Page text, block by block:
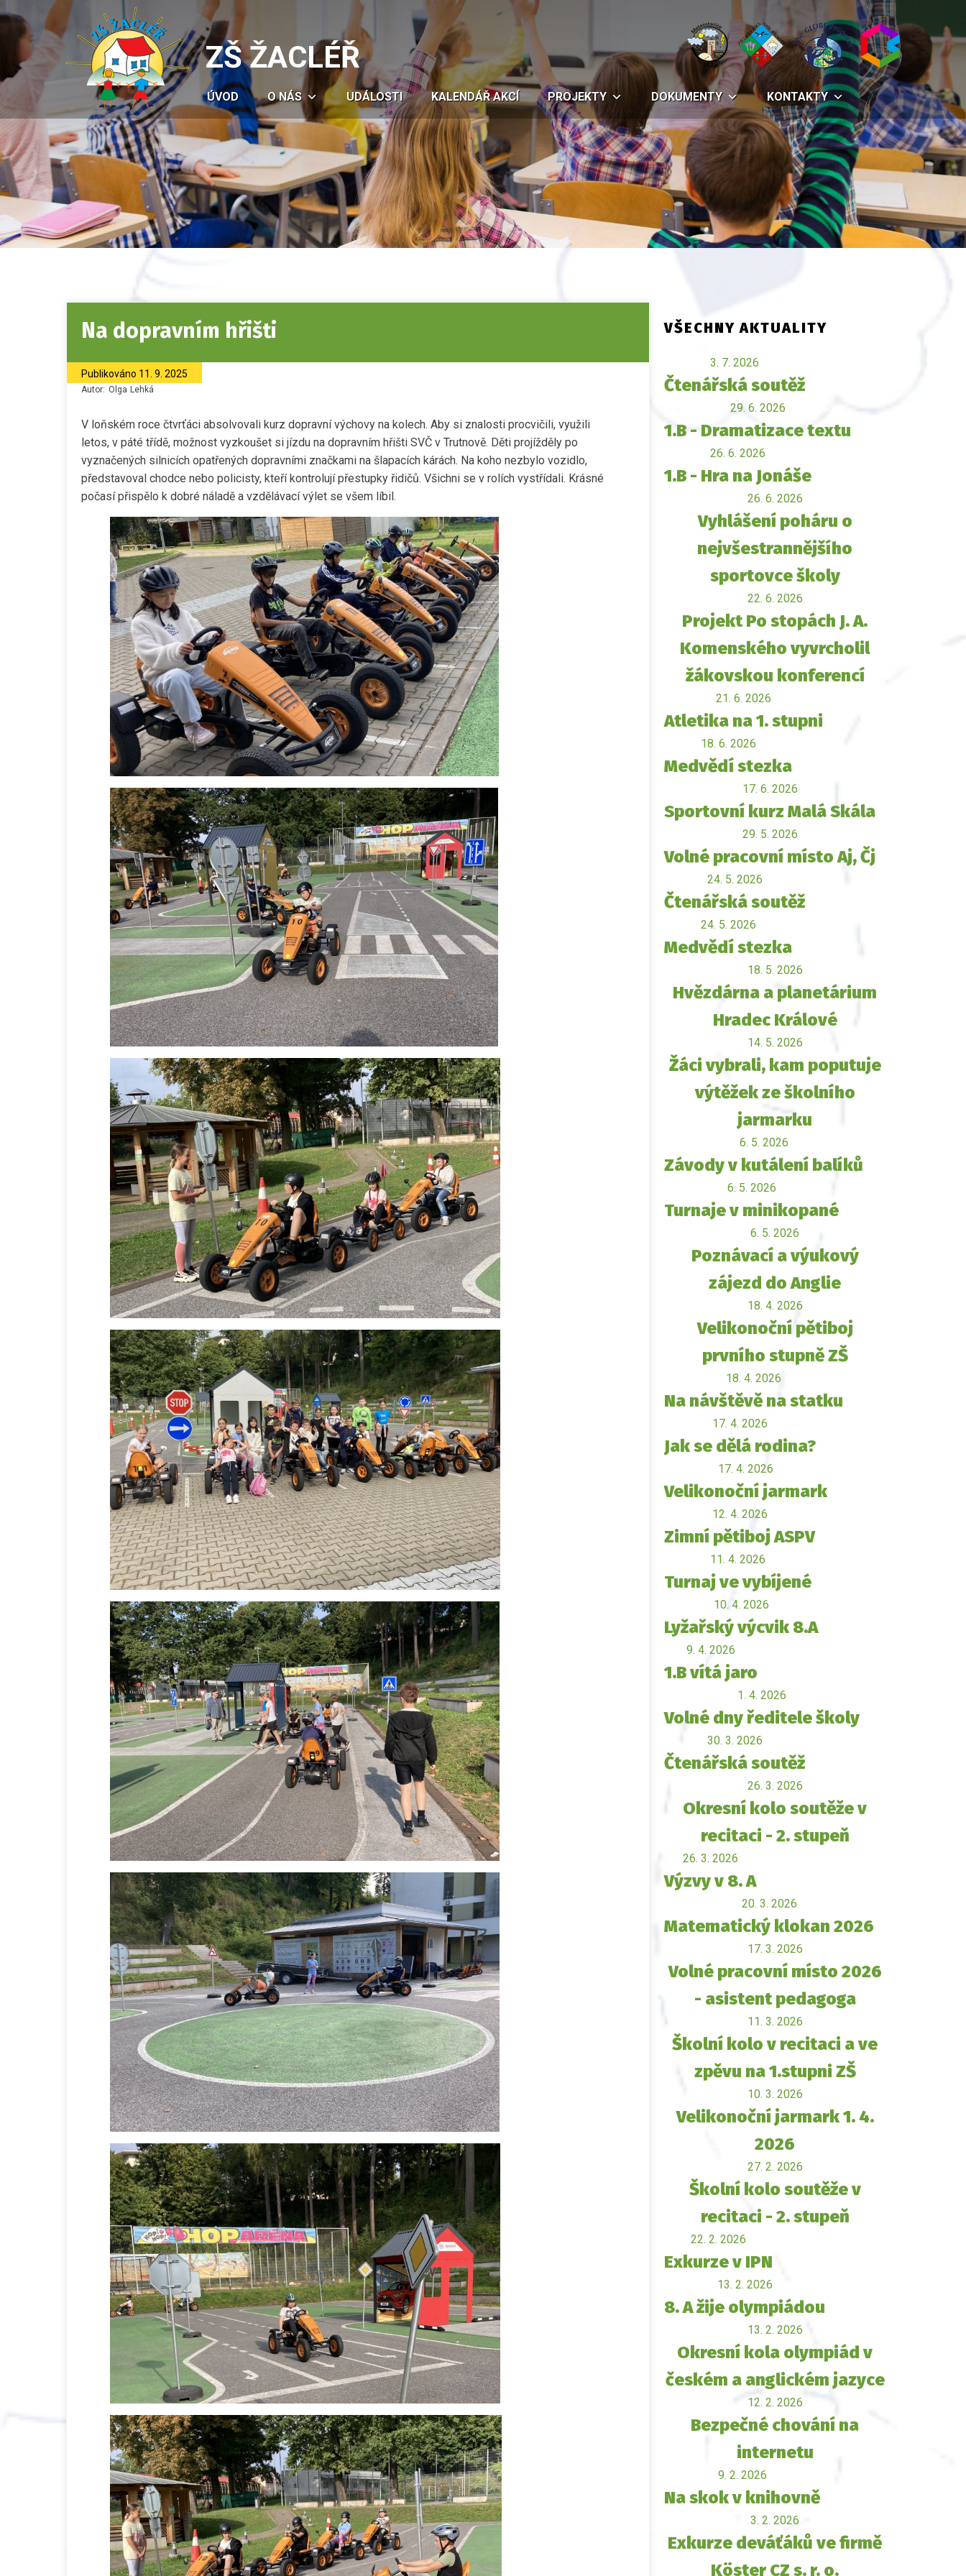
ZŠ ŽACLÉŘ
ÚVOD O NÁS UDÁLOSTI KALENDÁŘ AKCÍ PROJEKTY DOKUMENTY KONTAKTY
Na dopravním hřišti
Publikováno 11. 9. 2025
Autor: Olga Lehká
V loňském roce čtvrťáci absolvovali kurz dopravní výchovy na kolech. Aby si znalosti procvičili, využili
letos, v páté třídě, možnost vyzkoušet si jízdu na dopravním hřišti SVČ v Trutnově. Děti projížděly po
vyznačených silnicích opatřených dopravními značkami na šlapacích kárách. Na koho nezbylo vozidlo,
představoval chodce nebo policisty, kteří kontrolují přestupky řidičů. Všichni se v rolích vystřídali. Krásné
počasí přispělo k dobré náladě a vzdělávací výlet se všem líbil.
VŠECHNY AKTUALITY
3. 7. 2026
Čtenářská soutěž
29. 6. 2026
1.B - Dramatizace textu
26. 6. 2026
1.B - Hra na Jonáše
26. 6. 2026
Vyhlášení poháru o
nejvšestrannějšího
sportovce školy
22. 6. 2026
Projekt Po stopách J. A.
Komenského vyvrcholil
žákovskou konferencí
21. 6. 2026
Atletika na 1. stupni
18. 6. 2026
Medvědí stezka
17. 6. 2026
Sportovní kurz Malá Skála
29. 5. 2026
Volné pracovní místo Aj, Čj
24. 5. 2026
Čtenářská soutěž
24. 5. 2026
Medvědí stezka
18. 5. 2026
Hvězdárna a planetárium
Hradec Králové
14. 5. 2026
Žáci vybrali, kam poputuje
výtěžek ze školního
jarmarku
6. 5. 2026
Závody v kutálení balíků
6. 5. 2026
Turnaje v minikopané
6. 5. 2026
Poznávací a výukový
zájezd do Anglie
18. 4. 2026
Velikonoční pětiboj
prvního stupně ZŠ
18. 4. 2026
Na návštěvě na statku
17. 4. 2026
Jak se dělá rodina?
17. 4. 2026
Velikonoční jarmark
12. 4. 2026
Zimní pětiboj ASPV
11. 4. 2026
Turnaj ve vybíjené
10. 4. 2026
Lyžařský výcvik 8.A
9. 4. 2026
1.B vítá jaro
1. 4. 2026
Volné dny ředitele školy
30. 3. 2026
Čtenářská soutěž
26. 3. 2026
Okresní kolo soutěže v
recitaci - 2. stupeň
26. 3. 2026
Výzvy v 8. A
20. 3. 2026
Matematický klokan 2026
17. 3. 2026
Volné pracovní místo 2026
- asistent pedagoga
11. 3. 2026
Školní kolo v recitaci a ve
zpěvu na 1.stupni ZŠ
10. 3. 2026
Velikonoční jarmark 1. 4.
2026
27. 2. 2026
Školní kolo soutěže v
recitaci - 2. stupeň
22. 2. 2026
Exkurze v IPN
13. 2. 2026
8. A žije olympiádou
13. 2. 2026
Okresní kola olympiád v
českém a anglickém jazyce
12. 2. 2026
Bezpečné chování na
internetu
9. 2. 2026
Na skok v knihovně
3. 2. 2026
Exkurze deváťáků ve firmě
Köster CZ s. r. o.